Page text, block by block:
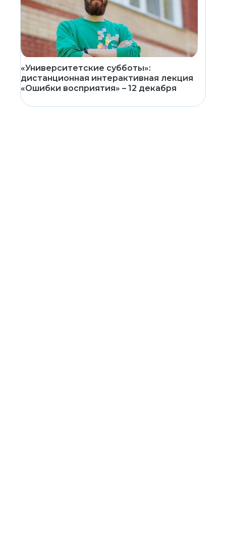
«Университетские субботы»:
дистанционная интерактивная лекция
«Ошибки восприятия» – 12 декабря